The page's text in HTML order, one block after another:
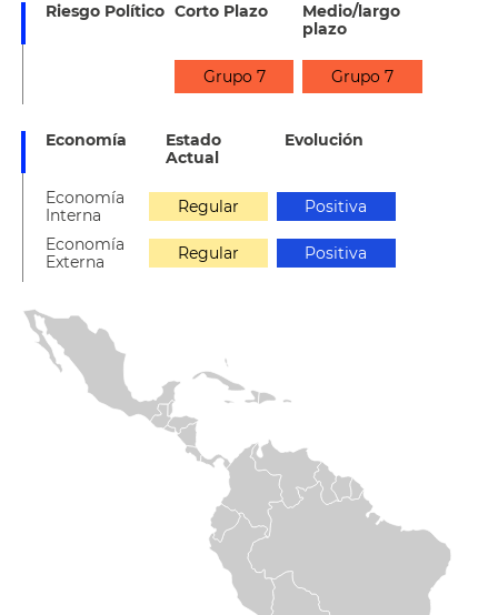
Riesgo Político Corto Plazo
Medio/largo
plazo
Grupo 7 Grupo 7
Economía
Estado
Actual
Evolución
Economía
Interna
Regular
Positiva
Economía
Externa
Regular Positiva